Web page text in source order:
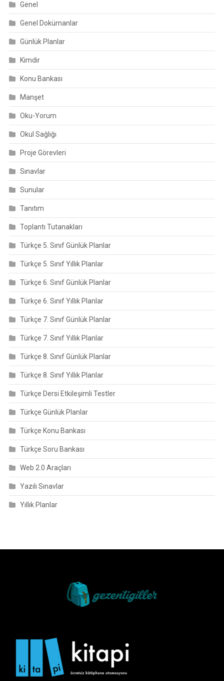
Genel
Genel Dokümanlar
Günlük Planlar
Kimdir
Konu Bankası
Manşet
Oku-Yorum
Okul Sağlığı
Proje Görevleri
Sınavlar
Sunular
Tanıtım
Toplantı Tutanakları
Türkçe 5. Sınıf Günlük Planlar
Türkçe 5. Sınıf Yıllık Planlar
Türkçe 6. Sınıf Günlük Planlar
Türkçe 6. Sınıf Yıllık Planlar
Türkçe 7. Sınıf Günlük Planlar
Türkçe 7. Sınıf Yıllık Planlar
Türkçe 8. Sınıf Günlük Planlar
Türkçe 8. Sınıf Yıllık Planlar
Türkçe Dersi Etkileşimli Testler
Türkçe Günlük Planlar
Türkçe Konu Bankası
Türkçe Soru Bankası
Web 2.0 Araçları
Yazılı Sınavlar
Yıllık Planlar